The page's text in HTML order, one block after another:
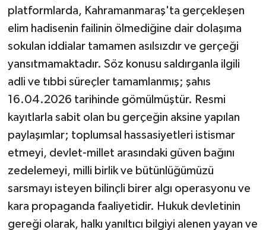
platformlarda, Kahramanmaraş'ta gerçekleşen
elim hadisenin failinin ölmediğine dair dolaşıma
sokulan iddialar tamamen asılsızdır ve gerçeği
yansıtmamaktadır. Söz konusu saldırganla ilgili
adli ve tıbbi süreçler tamamlanmış; şahıs
16.04.2026 tarihinde gömülmüştür. Resmi
kayıtlarla sabit olan bu gerçeğin aksine yapılan
paylaşımlar; toplumsal hassasiyetleri istismar
etmeyi, devlet-millet arasındaki güven bağını
zedelemeyi, milli birlik ve bütünlüğümüzü
sarsmayı isteyen bilinçli birer algı operasyonu ve
kara propaganda faaliyetidir. Hukuk devletinin
gereği olarak, halkı yanıltıcı bilgiyi alenen yayan ve